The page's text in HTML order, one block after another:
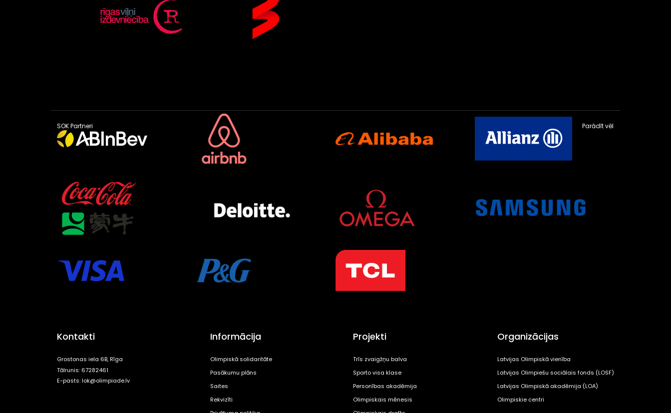
SOK Partneri Parādīt vēl
Kontakti
Grostonas iela 6B, Rīga
Tālrunis: 67282461
E-pasts:lok@olimpiade.lv
Informācija
Olimpiskā solidaritāte
Pasākumu plāns
Saites
Rekvizīti
Projekti
Trīs zvaigžņu balva
Sporto visa klase
Personības akadēmija
Olimpiskais mēnesis
Organizācijas
Latvijas Olimpiskā vienība
Latvijas Olimpiešu sociālais fonds (LOSF)
Latvijas Olimpiskā akadēmija (LOA)
Olimpiskie centri